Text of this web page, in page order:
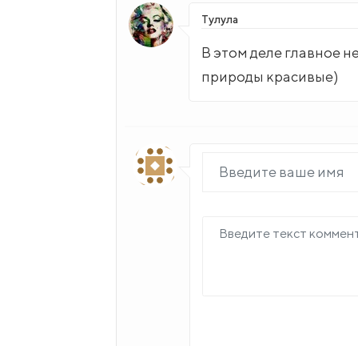
Тулула
В этом деле главное
природы красивые)